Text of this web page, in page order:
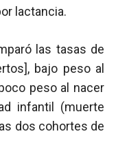
lactancia.
las tasas de
bajo peso al
peso al nacer
infantil (muerte
dos cohortes de